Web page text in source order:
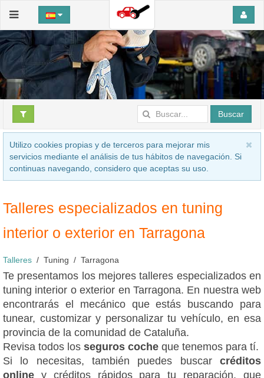
Buscar
Utilizo cookies propias y de terceros para mejorar mis
servicios mediante el análisis de tus hábitos de navegación. Si
continuas navegando, considero que aceptas su uso.
Talleres especializados en tuning
interior o exterior en Tarragona
Talleres Tuning Tarragona
Te presentamos los mejores talleres especializados en
tuning interior o exterior en Tarragona. En nuestra web
encontrarás el mecánico que estás buscando para
tunear, customizar y personalizar tu vehículo, en esa
provincia de la comunidad de Cataluña.
Revisa todos los seguros coche que tenemos para tí.
Si lo necesitas, también puedes buscar créditos
online y créditos rápidos para tu reparación, que